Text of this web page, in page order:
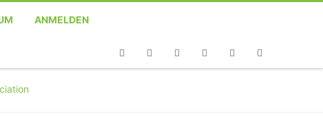
ANMELDEN